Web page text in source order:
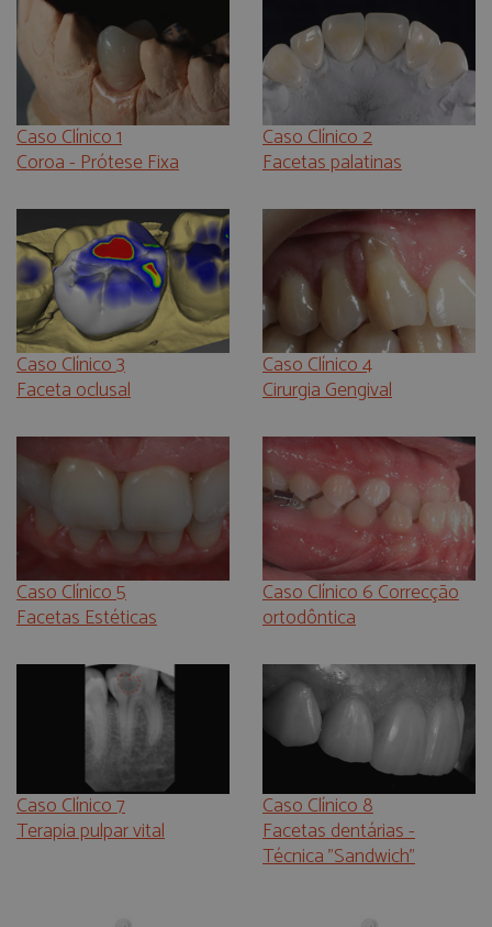
Caso Clínico 1
Coroa - Prótese Fixa
Caso Clínico 2
Facetas palatinas
Caso Clínico 3
Faceta oclusal
Caso Clínico 4
Cirurgia Gengival
Caso Clínico 5
Facetas Estéticas
Caso Clínico 6 Correcção
ortodôntica
Caso Clínico 7
Terapia pulpar vital
Caso Clínico 8
Facetas dentárias -
Técnica "Sandwich"